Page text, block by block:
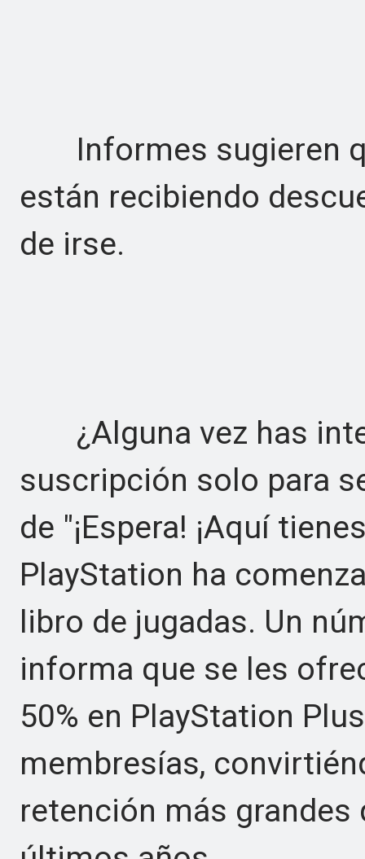
Informes sugieren
están recibiendo
de irse.
¿Alguna vez has
suscripción solo para
de "¡Espera! ¡Aquí
PlayStation ha
libro de jugadas. Un
informa que se les
50% en PlayStation
membresías,
retención más grandes